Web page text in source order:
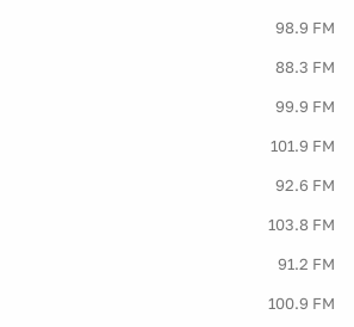
98.9 FM
88.3 FM
99.9 FM
101.9 FM
92.6 FM
103.8 FM
91.2 FM
100.9 FM